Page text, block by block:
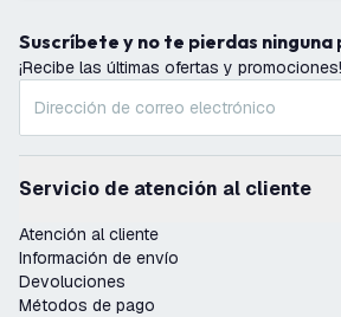
Suscríbete y no te pierdas
¡Recibe las últimas ofertas y promociones!
Servicio de atención al cliente
Atención al cliente
Información de envío
Devoluciones
Métodos de pago